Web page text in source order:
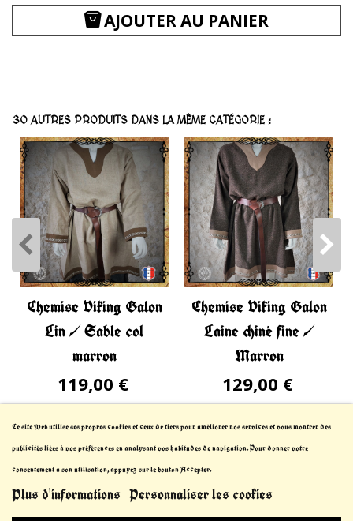
AJOUTER AU PANIER
30 AUTRES PRODUITS DANS LA MÊME CATÉGORIE :
Chemise Viking Galon
Lin / Sable col
marron
119,00 €
Chemise Viking Galon
Laine chiné fine /
Marron
129,00 €
Ce site Web utilise ses propres cookies et ceux de tiers pour améliorer nos services et vous montrer des
publicités liées à vos préférences en analysant vos habitudes de navigation. Pour donner votre
consentement à son utilisation, appuyez sur le bouton Accepter.
Plus d'informations Personnaliser les cookies